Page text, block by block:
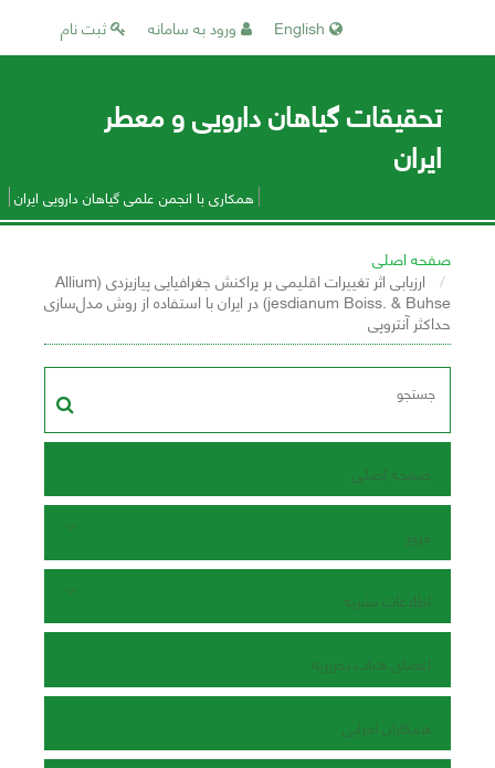
ثبت نام ورود به سامانه
تحقیقات گیاهان دارویی و معطر
ایران
همکاری با انجمن علمی گیاهان دارویی ایران
صفحه اصلی
ارزیابی اثر تغییرات اقلیمی بر پراکنش جغرافیایی پیازیزدی (Allium
jesdianum Boiss. & Buhse) در ایران با استفاده از روش مدل‌سازی
حداکثر آنتروپی
صفحه اصلی
مرور
اطلاعات نشریه
اعضای هیات تحریریه
همکاران اجرایی